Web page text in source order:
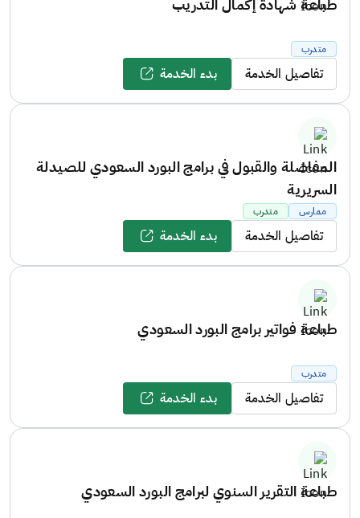
طباعة شهادة إكمال التدريب
متدرب
تفاصيل الخدمة بدء الخدمة
المفاضلة والقبول في برامج البورد السعودي للصيدلة
السريرية
ممارس متدرب
تفاصيل الخدمة بدء الخدمة
طباعة فواتير برامج البورد السعودي
متدرب
تفاصيل الخدمة بدء الخدمة
طباعة التقرير السنوي لبرامج البورد السعودي